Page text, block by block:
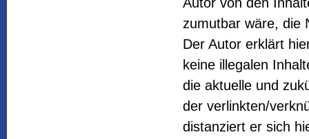
zumutbar wäre, die
Der Autor erklärt
keine illegalen
die aktuelle und
der verlinkten/
distanziert er sich